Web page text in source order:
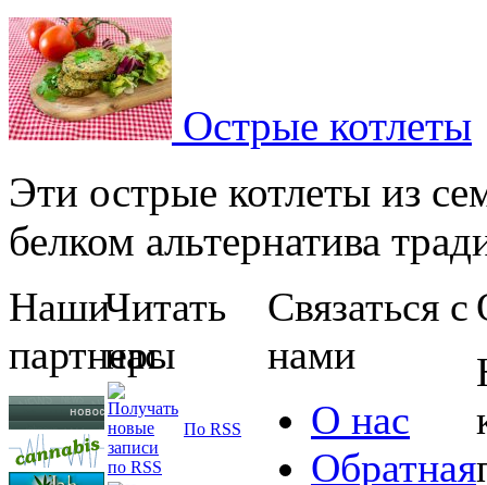
Острые котлеты
Эти острые котлеты из
белком альтернатива
Наши
партнеры
Читать
нас
По RSS
Связаться с
нами
О нас
Обратная